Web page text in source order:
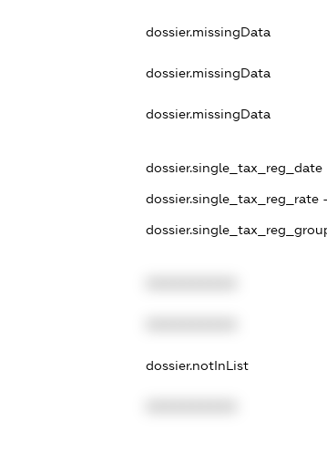
dossier.missingData
dossier.missingData
dossier.missingData
dossier.single_tax_reg_date -
dossier.single_tax_reg_rate
dossier.notInList